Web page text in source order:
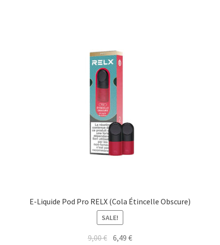
E-Liquide Pod Pro RELX (Cola Étincelle Obscure)
SALE!
9,00€ 6,49€